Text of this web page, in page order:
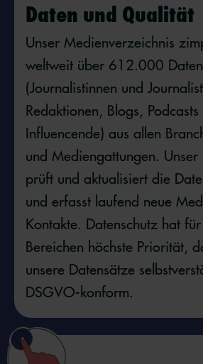
Daten und Qualität
Unser Medienverzeichnis
weltweit über 612.000
(Journalistinnen und
Redaktionen, Blogs,
Influencende) aus allen
und Mediengattungen. Unser
prüft und aktualisiert die
und erfasst laufend neue
Kontakte. Datenschutz hat
Bereichen höchste Priorität,
unsere Datensätze
DSGVO-konform.